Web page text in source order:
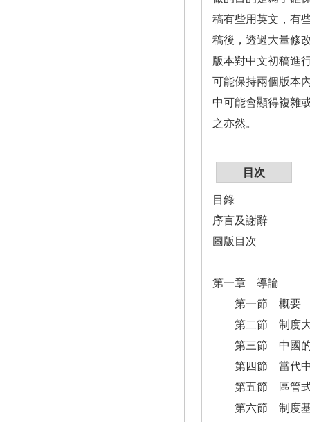
稿有些用英文，有
稿後，透過大量修
版本對中文初稿進
可能保持兩個版本
中可能會顯得複雜
之亦然。
目次
目錄
序言及謝辭
圖版目次
第一章 導論
第一節 概要
第二節 制度大
第三節 中國的
第四節 當代中
第五節 區管式
第六節 制度基